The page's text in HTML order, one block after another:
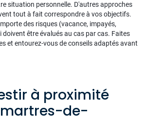
situation personnelle. D'autres approches
tout à fait correspondre à vos objectifs.
des risques (vacance, impayés,
être évalués au cas par cas. Faites
et entourez-vous de conseils adaptés avant
à proximité
martres-de-